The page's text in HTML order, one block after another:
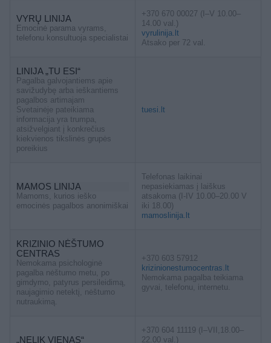
VYRŲ LINIJA
Emocinė parama vyrams,
telefonu konsultuoja specialistai
+370 670 00027 (I–V 10.00–
14.00 val.)
vyrulinija.lt
Atsako per 72 val.
LINIJA „TU ESI“
Pagalba galvojantiems apie
savižudybę arba ieškantiems
pagalbos artimajam
Svetainėje pateikiama
informacija yra trumpa,
atsižvelgiant į konkrečius
kiekvienos tikslinės grupės
poreikius
tuesi.lt
MAMOS LINIJA
Mamoms, kurios ieško
emocinės pagalbos anonimiškai
Telefonas laikinai
nepasiekiamas į laiškus
atsakoma (I-IV 10.00–20.00 V
iki 18.00)
mamoslinija.lt
KRIZINIO NĖŠTUMO
CENTRAS
Nemokama psichologinė
pagalba nėštumo metu, po
gimdymo, patyrus persileidimą,
naujagimio netektį, nėštumo
nutraukimą.
+370 603 57912
krizinionestumocentras.lt
Nemokama pagalba teikiama
gyvai, telefonu, internetu.
„NELIK VIENAS“
+370 604 11119 (I–VII,18.00–
22.00 val.)